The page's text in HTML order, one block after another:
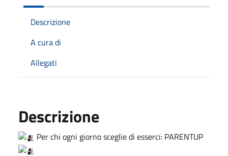
Descrizione
A cura di
Allegati
Descrizione
Per chi ogni giorno sceglie di esserci: PARENTUP